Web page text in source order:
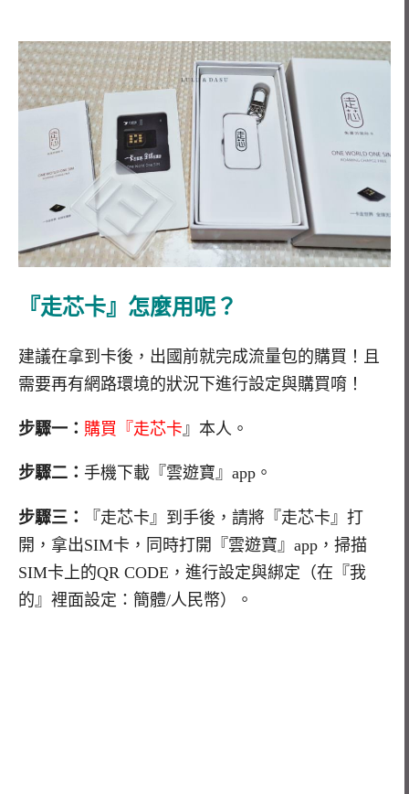
『走芯卡』怎麼用呢？
建議在拿到卡後，出國前就完成流量包的購買！且
需要再有網路環境的狀況下進行設定與購買唷！
步驟一： 購買『走芯卡 』本人。
步驟二： 手機下載『雲遊寶』app。
步驟三：
『走芯卡』到手後，請將『走芯卡』打
開，拿出SIM卡，同時打開『雲遊寶』app，掃描
SIM卡上的QR CODE，進行設定與綁定（在『我
的』裡面設定：簡體/人民幣）。